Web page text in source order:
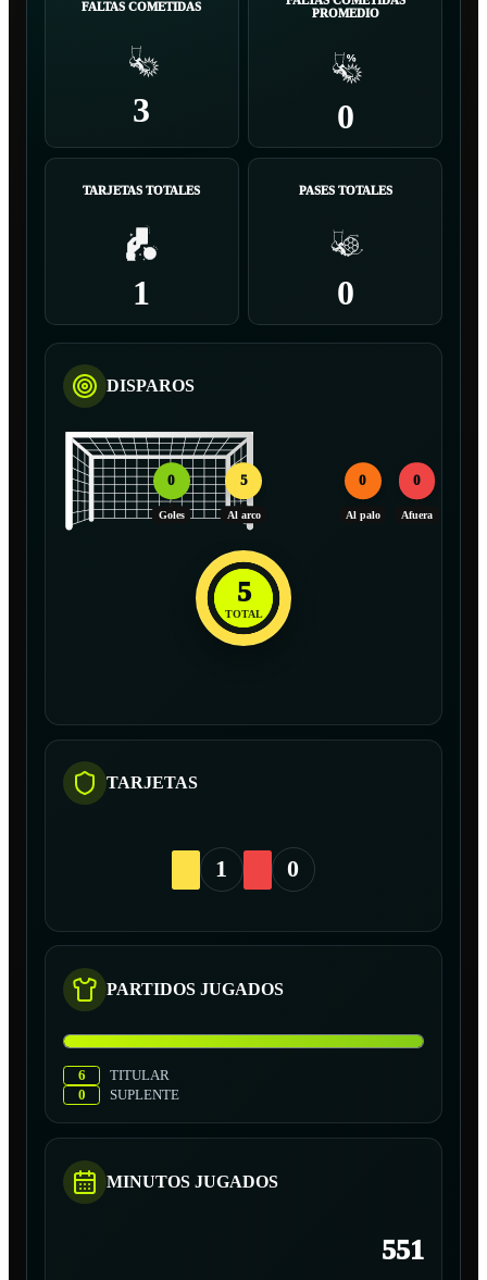
FALTAS COMETIDAS
3
PROMEDIO
0
TARJETAS TOTALES
1
PASES TOTALES
0
DISPAROS
0
Goles
5
Al arco
0
Al palo
0
Afuera
5
TOTAL
TARJETAS
1 0
PARTIDOS JUGADOS
6
TITULAR
0
SUPLENTE
MINUTOS JUGADOS
551